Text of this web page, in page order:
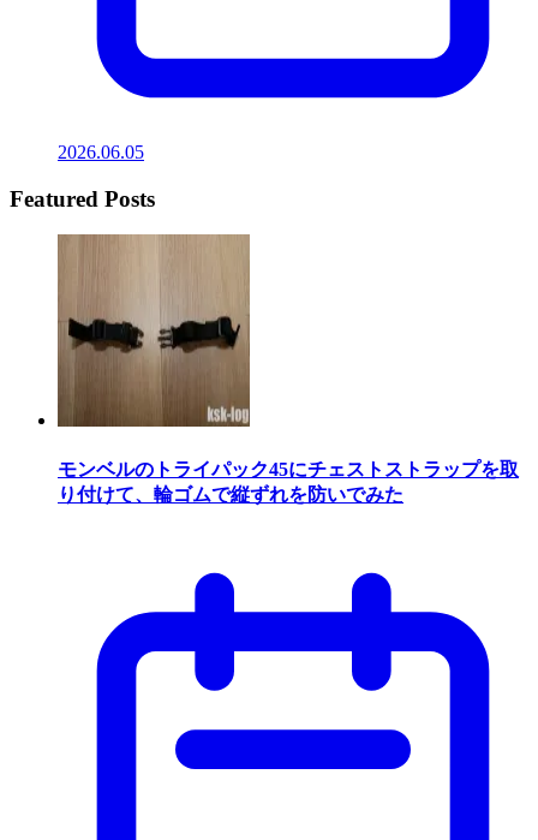
2026.06.05
Featured Posts
モンベルのトライパック45にチェストストラップを取
り付けて、輪ゴムで縦ずれを防いでみた